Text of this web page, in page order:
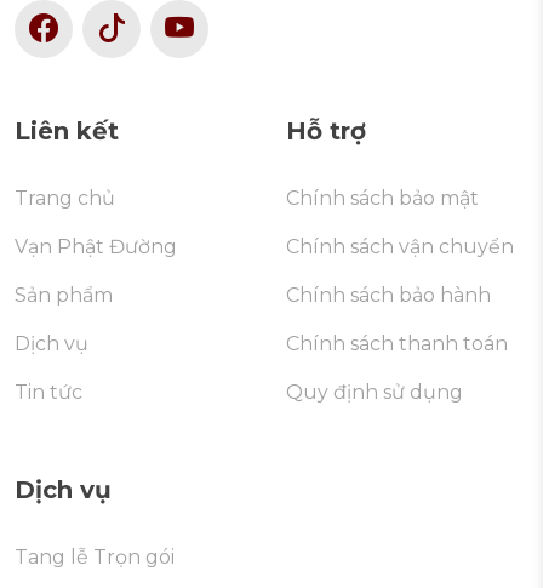
Liên kết
Trang chủ
Vạn Phật Đường
Sản phẩm
Dịch vụ
Tin tức
Hỗ trợ
Chính sách bảo mật
Chính sách vận chuyển
Chính sách bảo hành
Chính sách thanh toán
Quy định sử dụng
Dịch vụ
Tang lễ Trọn gói